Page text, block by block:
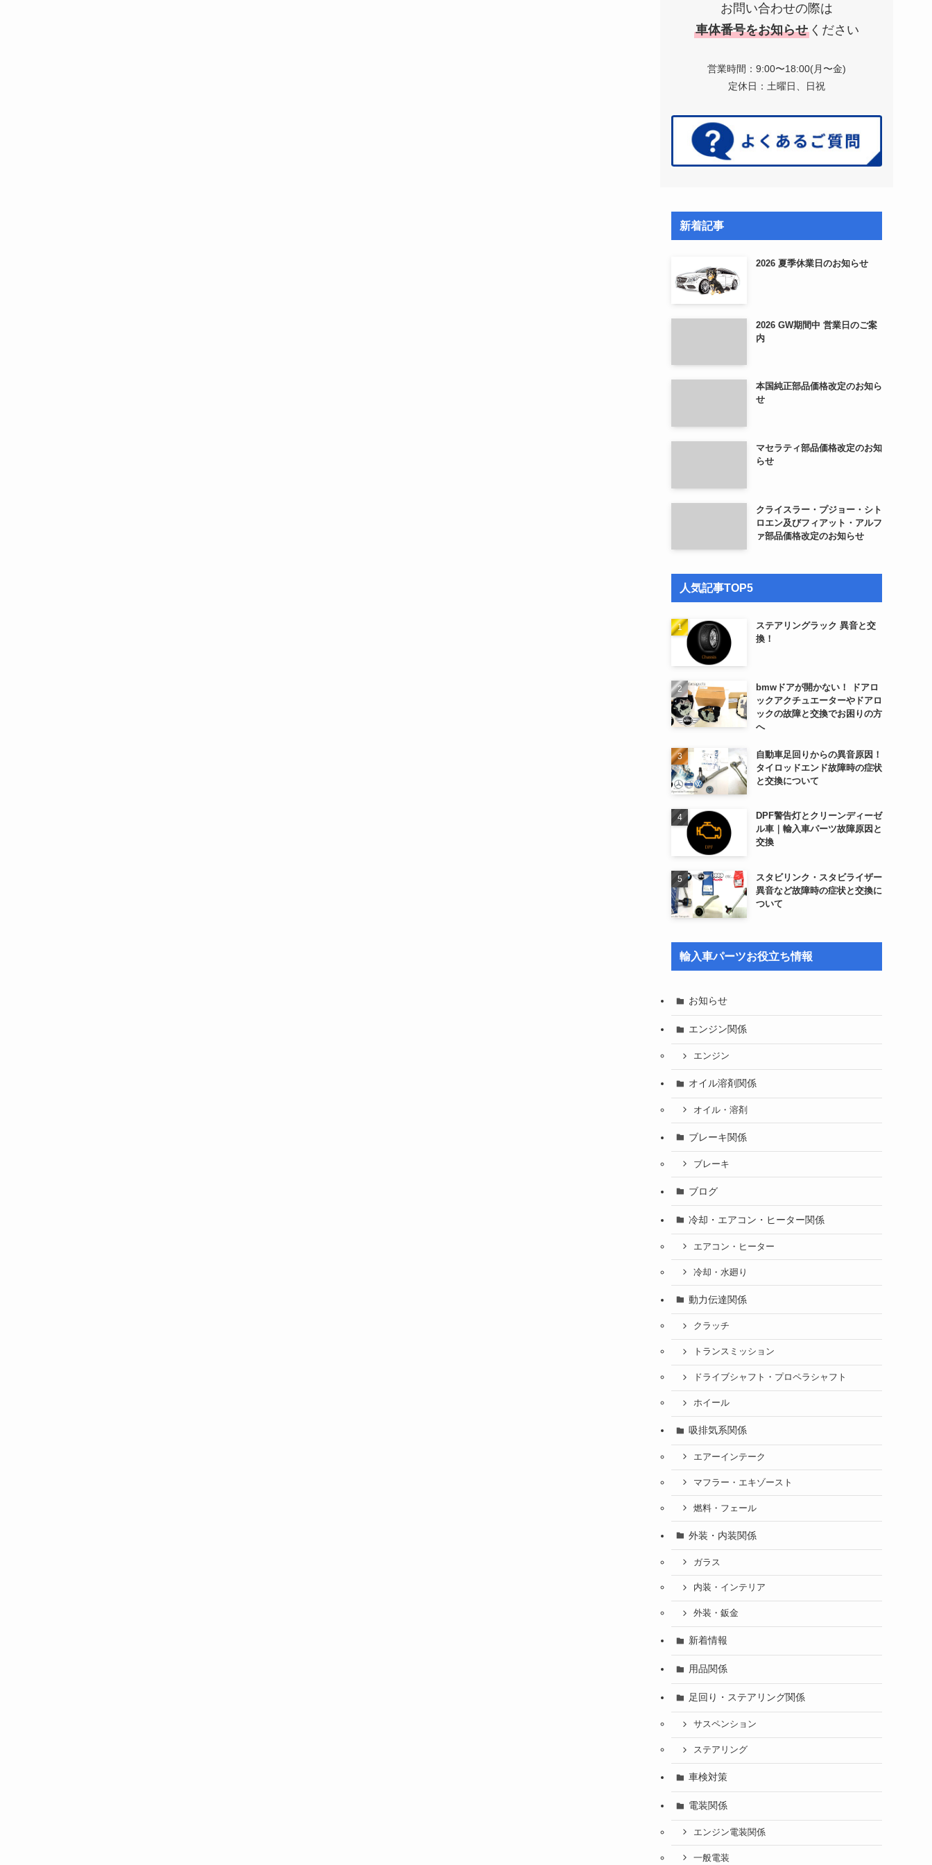
お問い合わせの際は
車体番号をお知らせ ください
営業時間：9:00〜18:00(月〜金)
定休日：土曜日、日祝
新着記事
2026 夏季休業日のお知らせ
2026 GW期間中 営業日のご案
内
本国純正部品価格改定のお知ら
せ
マセラティ部品価格改定のお知
らせ
クライスラー・プジョー・シト
ロエン及びフィアット・アルフ
ァ部品価格改定のお知らせ
人気記事TOP5
ステアリングラック 異音と交
換！
bmwドアが開かない！ ドアロ
ックアクチュエーターやドアロ
ックの故障と交換でお困りの方
へ
自動車足回りからの異音原因！
タイロッドエンド故障時の症状
と交換について
DPF警告灯とクリーンディーゼ
ル車｜輸入車パーツ故障原因と
交換
スタビリンク・スタビライザー
異音など故障時の症状と交換に
ついて
輸入車パーツお役立ち情報
お知らせ
エンジン関係
エンジン
オイル溶剤関係
オイル・溶剤
ブレーキ関係
ブレーキ
ブログ
冷却・エアコン・ヒーター関係
エアコン・ヒーター
冷却・水廻り
動力伝達関係
クラッチ
トランスミッション
ドライブシャフト・プロペラシャフト
ホイール
吸排気系関係
エアーインテーク
マフラー・エキゾースト
燃料・フェール
外装・内装関係
ガラス
内装・インテリア
外装・鈑金
新着情報
用品関係
足回り・ステアリング関係
サスペンション
ステアリング
車検対策
電装関係
エンジン電装関係
一般電装